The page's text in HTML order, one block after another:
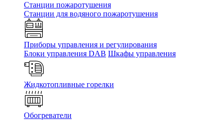
Станции пожаротушения
Станции для водяного пожаротушения
Приборы управления и регулирования
Блоки управления DAB Шкафы управления
Жидкотопливные горелки
Обогреватели